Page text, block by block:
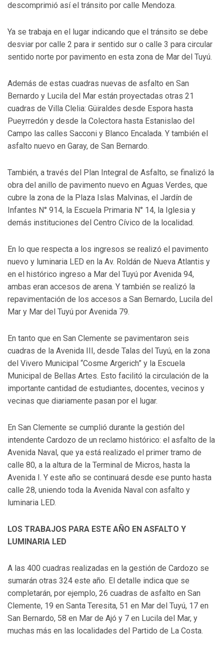
descomprimió así el tránsito por calle Mendoza.
Ya se trabaja en el lugar indicando que el tránsito se debe
desviar por calle 2 para ir sentido sur o calle 3 para circular
sentido norte por pavimento en esta zona de Mar del Tuyú.
Además de estas cuadras nuevas de asfalto en San
Bernardo y Lucila del Mar están proyectadas otras 21
cuadras de Villa Clelia: Güiraldes desde Espora hasta
Pueyrredón y desde la Colectora hasta Estanislao del
Campo las calles Sacconi y Blanco Encalada. Y también el
asfalto nuevo en Garay, de San Bernardo.
También, a través del Plan Integral de Asfalto, se finalizó la
obra del anillo de pavimento nuevo en Aguas Verdes, que
cubre la zona de la Plaza Islas Malvinas, el Jardín de
Infantes N° 914, la Escuela Primaria N° 14, la Iglesia y
demás instituciones del Centro Cívico de la localidad.
En lo que respecta a los ingresos se realizó el pavimento
nuevo y luminaria LED en la Av. Roldán de Nueva Atlantis y
en el histórico ingreso a Mar del Tuyú por Avenida 94,
ambas eran accesos de arena. Y también se realizó la
repavimentación de los accesos a San Bernardo, Lucila del
Mar y Mar del Tuyú por Avenida 79.
En tanto que en San Clemente se pavimentaron seis
cuadras de la Avenida III, desde Talas del Tuyú, en la zona
del Vivero Municipal “Cosme Argerich” y la Escuela
Municipal de Bellas Artes. Esto facilitó la circulación de la
importante cantidad de estudiantes, docentes, vecinos y
vecinas que diariamente pasan por el lugar.
En San Clemente se cumplió durante la gestión del
intendente Cardozo de un reclamo histórico: el asfalto de la
Avenida Naval, que ya está realizado el primer tramo de
calle 80, a la altura de la Terminal de Micros, hasta la
Avenida I. Y este año se continuará desde ese punto hasta
calle 28, uniendo toda la Avenida Naval con asfalto y
luminaria LED.
LOS TRABAJOS PARA ESTE AÑO EN ASFALTO Y
LUMINARIA LED
A las 400 cuadras realizadas en la gestión de Cardozo se
sumarán otras 324 este año. El detalle indica que se
completarán, por ejemplo, 26 cuadras de asfalto en San
Clemente, 19 en Santa Teresita, 51 en Mar del Tuyú, 17 en
San Bernardo, 58 en Mar de Ajó y 7 en Lucila del Mar, y
muchas más en las localidades del Partido de La Costa.